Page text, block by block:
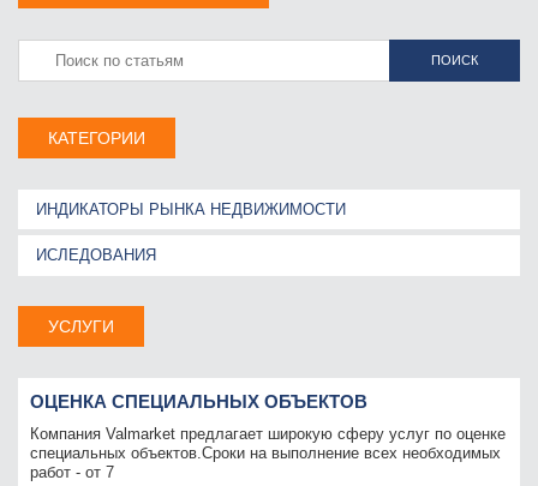
ПОИСК
КАТЕГОРИИ
ИНДИКАТОРЫ РЫНКА НЕДВИЖИМОСТИ
ИСЛЕДОВАНИЯ
УСЛУГИ
ОЦЕНКА СПЕЦИАЛЬНЫХ ОБЪЕКТОВ
Компания Valmarket предлагает широкую сферу услуг по оценке
специальных объектов.Сроки на выполнение всех необходимых
работ - от 7